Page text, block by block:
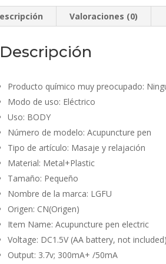
Valoraciones (0)
Descripción
Producto químico muy preocupado:
Modo de uso: Eléctrico
Uso: BODY
Número de modelo:Acupuncture pen
Tipo de artículo: Masaje y relajación
Material: Metal+Plastic
Tamaño: Pequeño
Nombre de la marca: LGFU
Origen: CN(Origen)
Item Name:Acupuncture pen electric
Voltage: DC1.5V (AA battery, not included)
Output: 3.7v; 300mA+ /50mA